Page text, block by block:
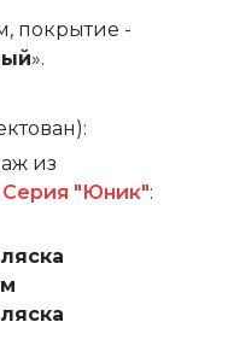
покрытие -
».
из
"Юник":